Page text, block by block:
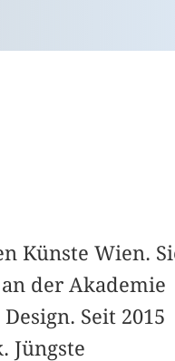
Künste Wien.
der Akademie
Seit 2015
Jüngste